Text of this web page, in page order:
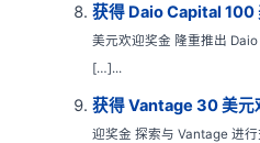
获得 Daio Capital 100
美元欢迎奖金 隆重推出
[…]...
获得 Vantage 30 美元
迎奖金 探索与 Vantage 进